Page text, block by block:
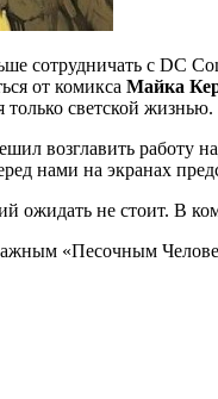
сотрудничать с DC
от комикса Майка
светской жизнью.
возглавить
нами на экранах
не стоит. В
«Песочным